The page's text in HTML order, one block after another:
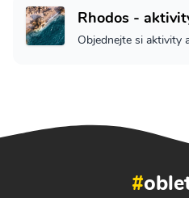
Rhodos -
Objednejte si aktivity
#